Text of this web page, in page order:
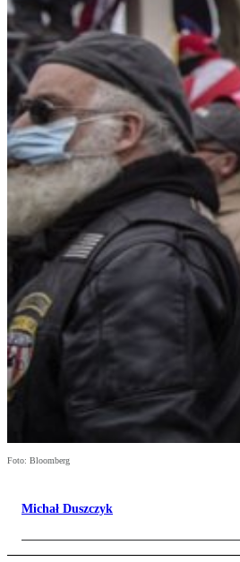
Foto: Bloomberg
Michał Duszczyk